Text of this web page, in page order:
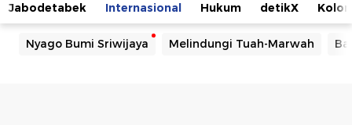
Jabodetabek Internasional Hukum detikX
Nyago Bumi Sriwijaya Melindungi Tuah-Marwah